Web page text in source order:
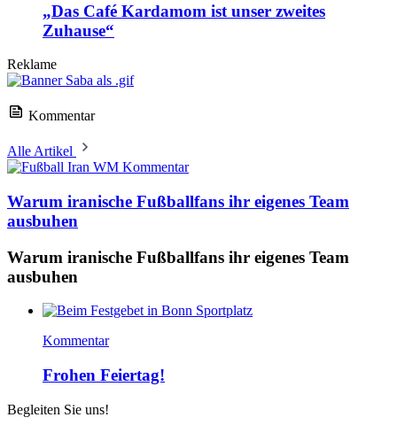
„Das Café Kardamom ist unser zweites
Zuhause“
Reklame
Kommentar
Alle Artikel
Kommentar
Warum iranische Fußballfans ihr eigenes Team
ausbuhen
Warum iranische Fußballfans ihr eigenes Team
ausbuhen
Kommentar
Frohen Feiertag!
Begleiten Sie uns!